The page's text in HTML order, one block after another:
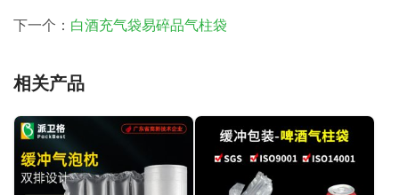
下一个： 白酒充气袋易碎品气柱袋
相关产品